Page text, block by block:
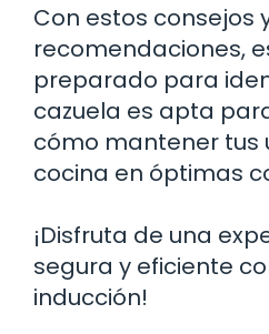
Con estos consejos
recomendaciones,
preparado para
cazuela es apta
cómo mantener tus
cocina en óptimas
¡Disfruta de una
segura y eficiente
inducción!